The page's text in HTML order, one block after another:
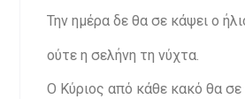
Την ημέρα δε θα σε κάψει ο
ούτε η σελήνη τη νύχτα.
Ο Κύριος από κάθε κακό θα σε